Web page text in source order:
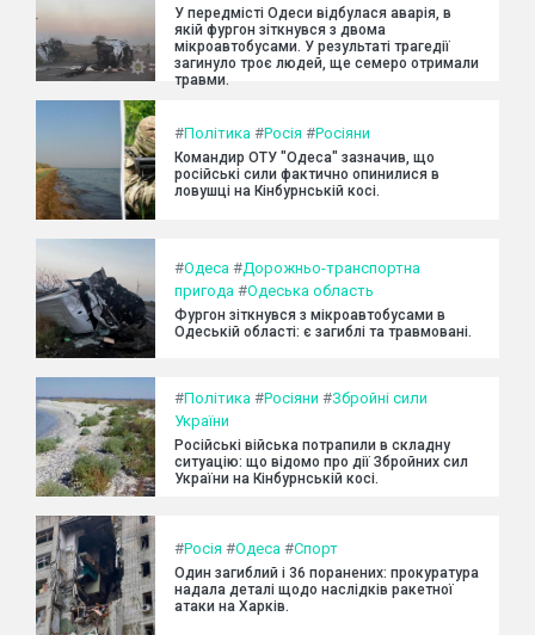
У передмісті Одеси відбулася аварія, в
якій фургон зіткнувся з двома
мікроавтобусами. У результаті трагедії
загинуло троє людей, ще семеро отримали
травми.
#Політика #Росія #Росіяни
Командир ОТУ "Одеса" зазначив, що
російські сили фактично опинилися в
ловушці на Кінбурнській косі.
#Одеса #Дорожньо-транспортна
пригода #Одеська область
Фургон зіткнувся з мікроавтобусами в
Одеській області: є загиблі та травмовані.
#Політика #Росіяни #Збройні сили
України
Російські війська потрапили в складну
ситуацію: що відомо про дії Збройних сил
України на Кінбурнській косі.
#Росія #Одеса #Спорт
Один загиблий і 36 поранених: прокуратура
надала деталі щодо наслідків ракетної
атаки на Харків.